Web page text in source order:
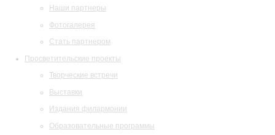
Наши партнеры
Фотогалерея
Стать партнером
Просветительские проекты
Творческие встречи
Выставки
Издания филармонии
Образовательные программы